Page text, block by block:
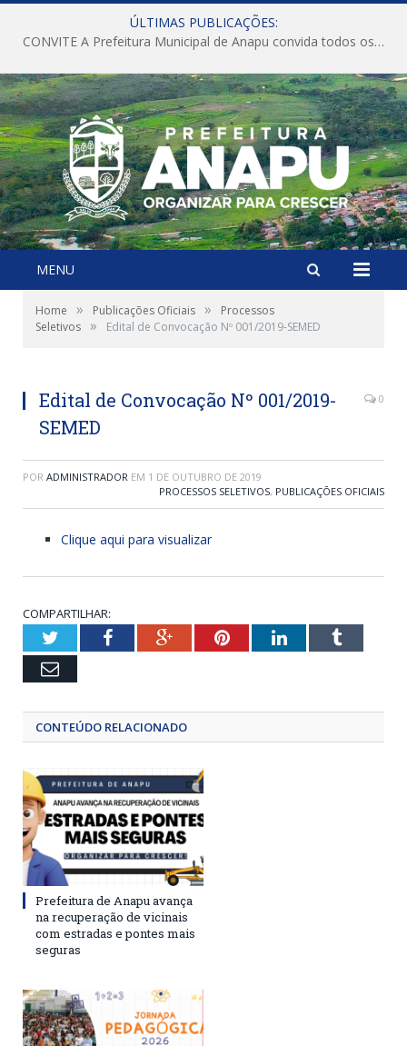
ÚLTIMAS PUBLICAÇÕES:
CONVITE A Prefeitura Municipal de Anapu convida todos os servidores públicos municipais para participarem da Audiência Pública de discussão da Lei de Diretrizes Orçamentárias (LDO), importante instrumento de planejamento das ações e investimentos da Administração Pública para o próximo exercício financeiro.
MENU
Home » Publicações Oficiais »
Processos
Seletivos » Edital de Convocação Nº 001/2019-SEMED
Edital de Convocação Nº 001/2019-
SEMED
0
POR ADMINISTRADOR EM 1 DE OUTUBRO DE 2019
PROCESSOS SELETIVOS, PUBLICAÇÕES OFICIAIS
Clique aqui para visualizar
COMPARTILHAR:
TwitterFacebookGoogle+PinterestLinkedInTumblr
Email
CONTEÚDO RELACIONADO
Prefeitura de Anapu avança
na recuperação de vicinais
com estradas e pontes mais
seguras